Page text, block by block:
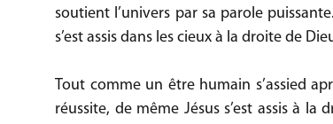
soutient l’univers par sa parole
s’est assis dans les cieux à la droite de
Tout comme un être humain s’assied
réussite, de même Jésus s’est assis à